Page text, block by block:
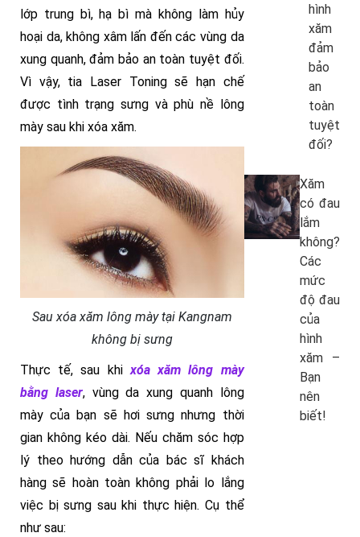
lớp trung bì, hạ bì mà không làm hủy
hoại da, không xâm lấn đến các vùng da
xung quanh, đảm bảo an toàn tuyệt đối.
Vì vậy, tia Laser Toning sẽ hạn chế
được tình trạng sưng và phù nề lông
mày sau khi xóa xăm.
Sau xóa xăm lông mày tại Kangnam
không bị sưng
Thực tế, sau khixóa xăm lông mày
bằng laser, vùng da xung quanh lông
mày của bạn sẽ hơi sưng nhưng thời
gian không kéo dài. Nếu chăm sóc hợp
lý theo hướng dẫn của bác sĩ khách
hàng sẽ hoàn toàn không phải lo lắng
việc bị sưng sau khi thực hiện. Cụ thể
như sau:
hình
xăm
đảm
bảo
an
toàn
tuyệt
đối?
Xăm
có đau
lắm
không?
Các
mức
độ đau
của
hình
xăm –
Bạn
nên
biết!